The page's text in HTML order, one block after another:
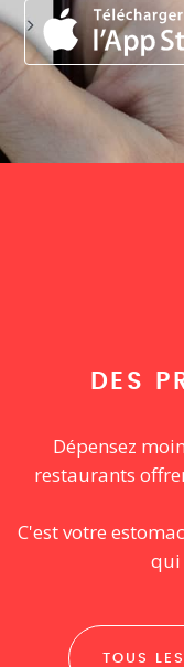
DES
Dépensez
restaurants
C'est votre
qui
TOUS